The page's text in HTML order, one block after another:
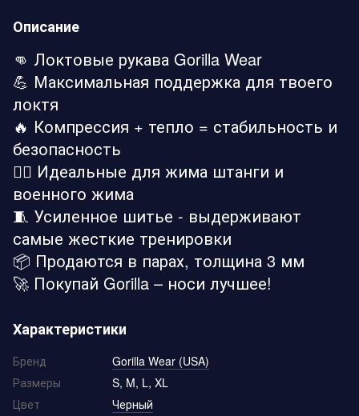
Описание
👊 Локтовые рукава Gorilla Wear
💪 Максимальная поддержка для твоего
локтя
🔥 Компрессия + тепло = стабильность и
безопасность
🏋️‍♂️ Идеальные для жима штанги и
военного жима
🧵 Усиленное шитье - выдерживают
самые жесткие тренировки
📦 Продаются в парах, толщина 3 мм
🚀 Покупай Gorilla – носи лучшее!
Характеристики
Бренд
Gorilla Wear (USA)
Размеры
S, M, L, XL
Цвет
Черный